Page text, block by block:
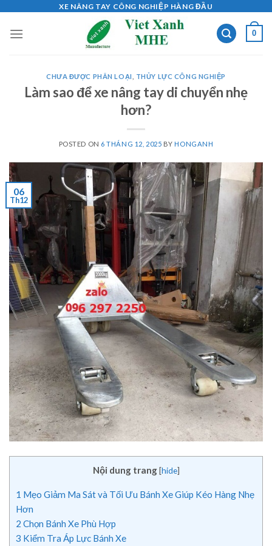
content
XE NÂNG TAY CÔNG NGHIỆP HÀNG ĐẦU
0
CHƯA ĐƯỢC PHÂN LOẠI THỦY LỰC CÔNG NGHIỆP
Làm sao để xe nâng tay di chuyển nhẹ
hơn?
POSTED ON 6 THÁNG 12, 2025 BYHONGANH
06
Th12
Nội dung trang [hide]
1 Mẹo Giảm Ma Sát và Tối Ưu Bánh Xe Giúp Kéo Hàng Nhẹ
Hơn
2 Chọn Bánh Xe Phù Hợp
3 Kiểm Tra Áp Lực Bánh Xe